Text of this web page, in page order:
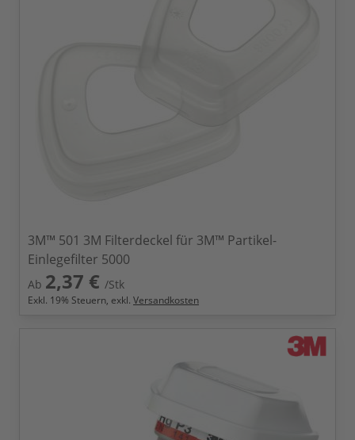
3M™ 501 3M Filterdeckel für 3M™ Partikel-
Einlegefilter 5000
Ab 2,37 € /Stk
Exkl. 19% Steuern, exkl. Versandkosten